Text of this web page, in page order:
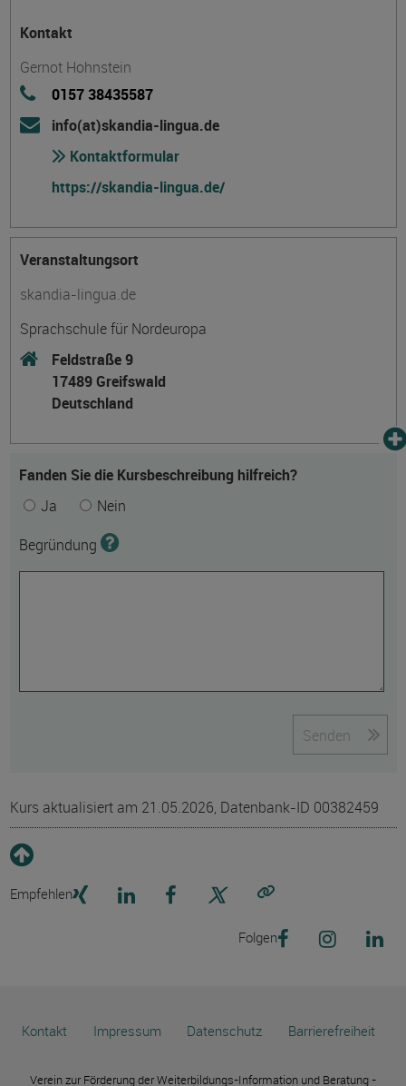
Kontakt
Gernot Hohnstein
0157 38435587
info(at)skandia-lingua.de
Kontaktformular
https://skandia-lingua.de/
Veranstaltungsort
skandia-lingua.de
Sprachschule für Nordeuropa
Feldstraße 9
17489 Greifswald
Deutschland
Fanden Sie die Kursbeschreibung hilfreich?
Ja
Nein
Begründung
Senden
Kurs aktualisiert am 21.05.2026, Datenbank-ID 00382459
Empfehlen
Folgen
Kontakt Impressum Datenschutz Barrierefreiheit
Verein zur Förderung der Weiterbildungs-Information und Beratung -